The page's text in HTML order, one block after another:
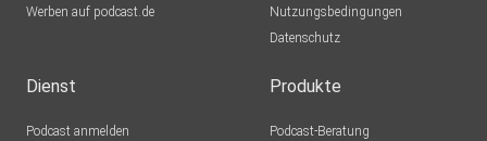
Werben auf podcast.de
Nutzungsbedingungen
Datenschutz
Dienst
Podcast anmelden
Produkte
Podcast-Beratung